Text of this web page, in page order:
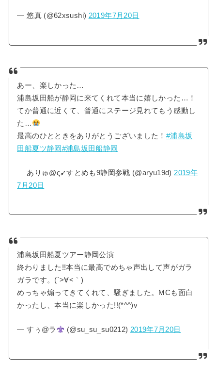
— 悠真 (@62xsushi) 2019年7月20日
あー、楽しかった…
浦島坂田船が静岡に来てくれて本当に嬉しかった…！
てか普通に近くて、普通にステージ見れてもう感動し
た…
最高のひとときをありがとうございました！ #浦島坂
田船夏ツ静岡 #浦島坂田船静岡
— ありゅ@ς➹すとめも9静岡参戦 (@aryu19d) 2019年
7月20日
浦島坂田船夏ツアー静岡公演
終わりました!!本当に最高でめちゃ声出して声がガラ
ガラです。(´>∀<｀)ゝ
めっちゃ煽ってきてくれて、騒ぎました。MCも面白
かったし、本当に楽しかった!!(*^^)v
— すぅ@ラ (@su_su_su0212) 2019年7月20日